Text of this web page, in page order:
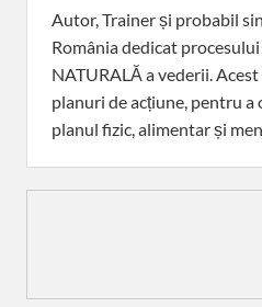
Autor, Trainer și probabil
România dedicat
NATURALĂ a vederii.
planuri de acțiune, pentru a
planul fizic, alimentar și